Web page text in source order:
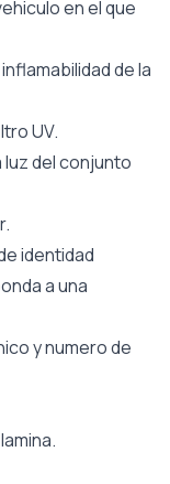
en el que
de la
UV.
del conjunto
identidad
a una
y numero de